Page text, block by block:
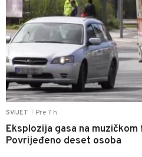
SVIJET Pre 7 h
Eksplozija gasa na
Povrijeđeno deset osoba